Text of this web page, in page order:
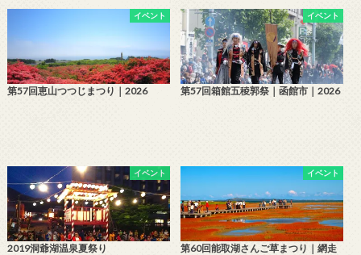
イベント
第57回恵山つつじまつり｜2026
イベント
第57回箱館五稜郭祭｜函館市｜2026
イベント
2019洞爺湖温泉夏祭り
イベント
第60回能取湖さんご草まつり｜網走